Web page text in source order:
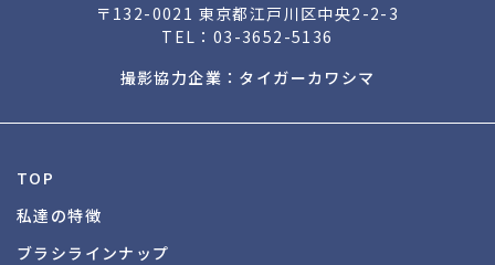
〒132-0021 東京都江戸川区中央2-2-3
TEL： 03-3652-5136
撮影協力企業：タイガーカワシマ
TOP
私達の特徴
ブラシラインナップ